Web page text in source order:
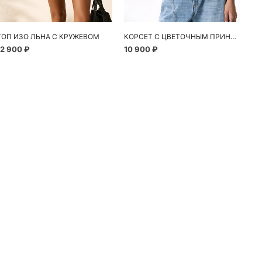
ИЗО ЛЬНА С КРУЖЕВОМ
900 ₽
КОРСЕТ С ЦВЕТОЧНЫМ ПРИНТОМ
10 900 ₽